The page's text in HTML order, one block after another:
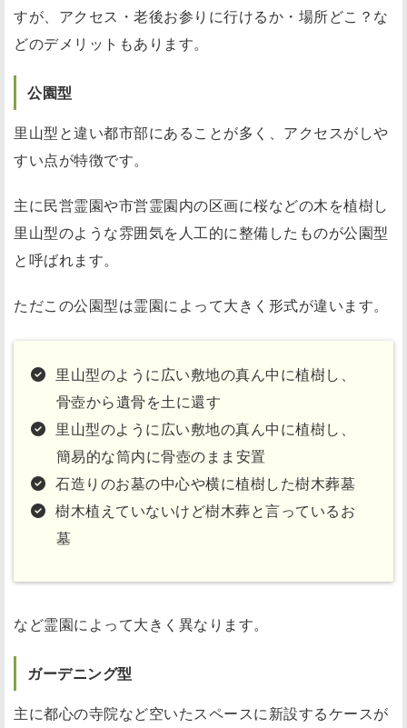
すが、アクセス・老後お参りに行けるか・場所どこ？な
どのデメリットもあります。
公園型
里山型と違い都市部にあることが多く、アクセスがしや
すい点が特徴です。
主に民営霊園や市営霊園内の区画に桜などの木を植樹し
里山型のような雰囲気を人工的に整備したものが公園型
と呼ばれます。
ただこの公園型は霊園によって大きく形式が違います。
里山型のように広い敷地の真ん中に植樹し、
骨壺から遺骨を土に還す
里山型のように広い敷地の真ん中に植樹し、
簡易的な筒内に骨壺のまま安置
石造りのお墓の中心や横に植樹した樹木葬墓
樹木植えていないけど樹木葬と言っているお
墓
など霊園によって大きく異なります。
ガーデニング型
主に都心の寺院など空いたスペースに新設するケースが